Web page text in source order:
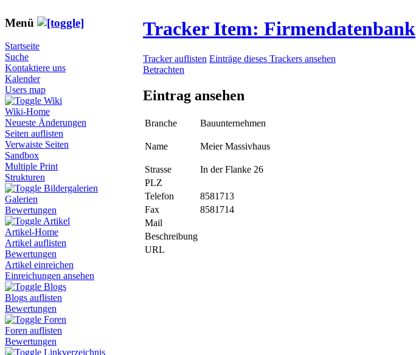
Menü
Startseite
Suche
Kontaktiere uns
Kalender
Users map
Wiki
Wiki-Home
Neueste Änderungen
Seiten auflisten
Verwaiste Seiten
Sandbox
Multiple Print
Strukturen
Bildergalerien
Galerien
Bewertungen
Artikel
Artikel-Home
Artikel auflisten
Bewertungen
Artikel einreichen
Einreichungen ansehen
Blogs
Blogs auflisten
Bewertungen
Foren
Foren auflisten
Bewertungen
Linkverzeichnis
Tracker Item: Firmendatenbank
Tracker auflisten Einträge dieses Trackers ansehen
Betrachten
Eintrag ansehen
Branche Bauunternehmen
Name Meier Massivhaus
Strasse
In der Flanke 26
PLZ
Telefon
8581713
Fax
8581714
Mail
Beschreibung
URL